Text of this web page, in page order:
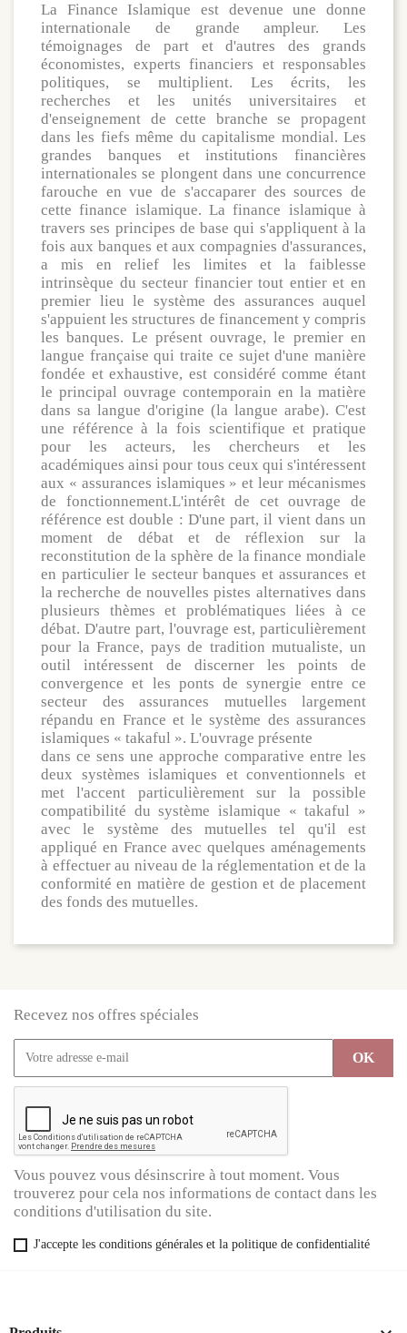
La Finance Islamique est devenue une donne
internationale de grande ampleur. Les
témoignages de part et d'autres des grands
économistes, experts financiers et responsables
politiques, se multiplient. Les écrits, les
recherches et les unités universitaires et
d'enseignement de cette branche se propagent
dans les fiefs même du capitalisme mondial. Les
grandes banques et institutions financières
internationales se plongent dans une concurrence
farouche en vue de s'accaparer des sources de
cette finance islamique. La finance islamique à
travers ses principes de base qui s'appliquent à la
fois aux banques et aux compagnies d'assurances,
a mis en relief les limites et la faiblesse
intrinsèque du secteur financier tout entier et en
premier lieu le système des assurances auquel
s'appuient les structures de financement y compris
les banques. Le présent ouvrage, le premier en
langue française qui traite ce sujet d'une manière
fondée et exhaustive, est considéré comme étant
le principal ouvrage contemporain en la matière
dans sa langue d'origine (la langue arabe). C'est
une référence à la fois scientifique et pratique
pour les acteurs, les chercheurs et les
académiques ainsi pour tous ceux qui s'intéressent
aux « assurances islamiques » et leur mécanismes
de fonctionnement.L'intérêt de cet ouvrage de
référence est double : D'une part, il vient dans un
moment de débat et de réflexion sur la
reconstitution de la sphère de la finance mondiale
en particulier le secteur banques et assurances et
la recherche de nouvelles pistes alternatives dans
plusieurs thèmes et problématiques liées à ce
débat. D'autre part, l'ouvrage est, particulièrement
pour la France, pays de tradition mutualiste, un
outil intéressent de discerner les points de
convergence et les ponts de synergie entre ce
secteur des assurances mutuelles largement
répandu en France et le système des assurances
islamiques « takaful ». L'ouvrage présente
dans ce sens une approche comparative entre les
deux systèmes islamiques et conventionnels et
met l'accent particulièrement sur la possible
compatibilité du système islamique « takaful »
avec le système des mutuelles tel qu'il est
appliqué en France avec quelques aménagements
à effectuer au niveau de la réglementation et de la
conformité en matière de gestion et de placement
des fonds des mutuelles.
Recevez nos offres spéciales
Vous pouvez vous désinscrire à tout moment. Vous
trouverez pour cela nos informations de contact dans les
conditions d'utilisation du site.
J'accepte les conditions générales et la politique de confidentialité